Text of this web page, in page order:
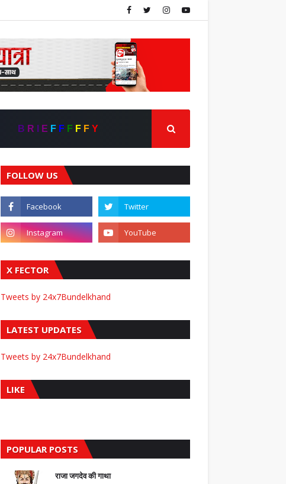
B R E F F F F F Y
FOLLOW US
X FECTOR
Tweets by 24x7Bundelkhand
LATEST UPDATES
Tweets by 24x7Bundelkhand
LIKE
POPULAR POSTS
राजा जगदेव की गाथा